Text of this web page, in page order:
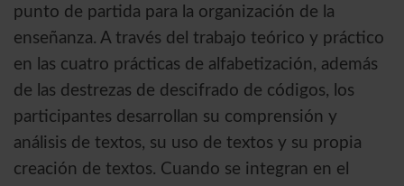
punto de partida para la organización de la
enseñanza. A través del trabajo teórico y práctico
en las cuatro prácticas de alfabetización, además
de las destrezas de descifrado de códigos, los
participantes desarrollan su comprensión y
análisis de textos, su uso de textos y su propia
creación de textos. Cuando se integran en el